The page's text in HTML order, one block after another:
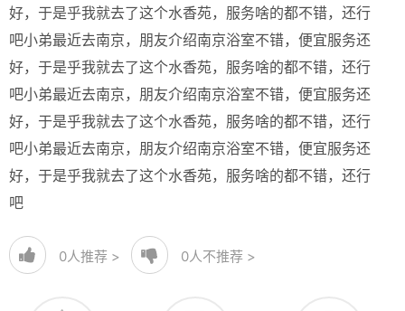
好，于是乎我就去了这个水香苑，服务啥的都不错，还行
吧小弟最近去南京，朋友介绍南京浴室不错，便宜服务还
好，于是乎我就去了这个水香苑，服务啥的都不错，还行
吧小弟最近去南京，朋友介绍南京浴室不错，便宜服务还
好，于是乎我就去了这个水香苑，服务啥的都不错，还行
吧小弟最近去南京，朋友介绍南京浴室不错，便宜服务还
好，于是乎我就去了这个水香苑，服务啥的都不错，还行
吧
0人推荐 > 0人不推荐 >